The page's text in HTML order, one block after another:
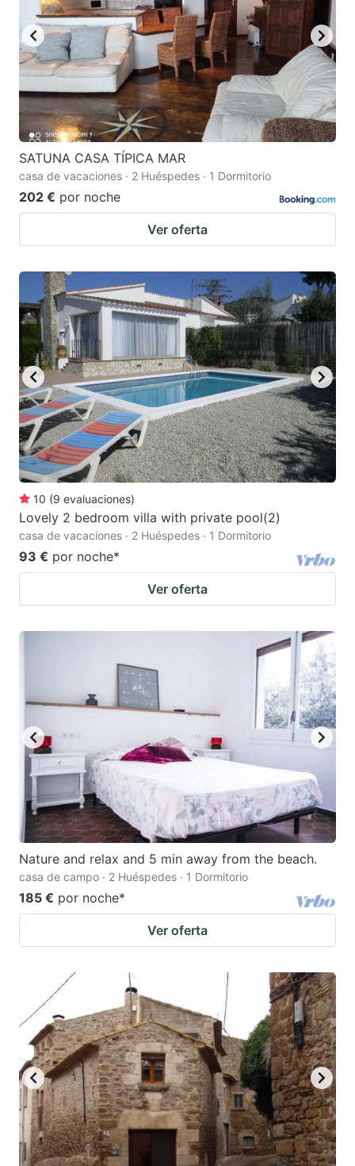
key
to
get
keyboard
shortcuts
for
changing
dates.
key
to
get
the
keyboard
shortcuts
changing
SATUNA CASA TÍPICA MAR
casa de vacaciones · 2 Huéspedes · 1 Dormitorio
202 € por noche
Ver oferta
10 (9 evaluaciones)
Lovely 2 bedroom villa with private pool(2)
casa de vacaciones · 2 Huéspedes · 1 Dormitorio
93 € por noche*
Ver oferta
Nature and relax and 5 min away from the beach.
casa de campo · 2 Huéspedes · 1 Dormitorio
185 € por noche*
Ver oferta